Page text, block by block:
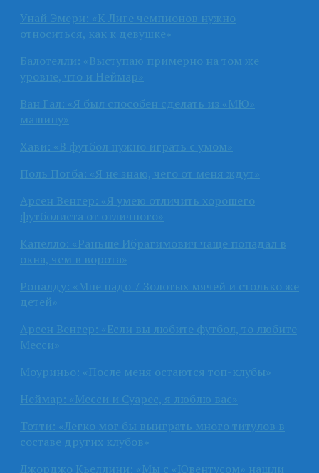
Унай Эмери: «К Лиге чемпионов нужно
относиться, как к девушке»
Балотелли: «Выступаю примерно на том же
уровне, что и Неймар»
Ван Гал: «Я был способен сделать из «МЮ»
машину»
Хави: «В футбол нужно играть с умом»
Поль Погба: «Я не знаю, чего от меня ждут»
Арсен Венгер: «Я умею отличить хорошего
футболиста от отличного»
Капелло: «Раньше Ибрагимович чаще попадал в
окна, чем в ворота»
Роналду: «Мне надо 7 Золотых мячей и столько же
детей»
Арсен Венгер: «Если вы любите футбол, то любите
Месси»
Моуриньо: «После меня остаются топ-клубы»
Неймар: «Месси и Суарес, я люблю вас»
Тотти: «Легко мог бы выиграть много титулов в
составе других клубов»
Джорджо Кьеллини: «Мы с «Ювентусом» нашли